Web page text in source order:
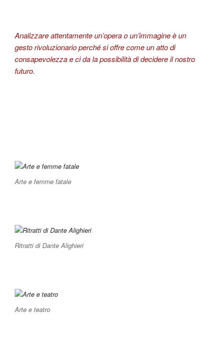
Analizzare attentamente un’opera o un’immagine è un
gesto rivoluzionario perché si offre come un atto di
consapevolezza e ci da la possibilità di decidere il nostro
futuro.
Arte e femme fatale
Ritratti di Dante Alighieri
Arte e teatro